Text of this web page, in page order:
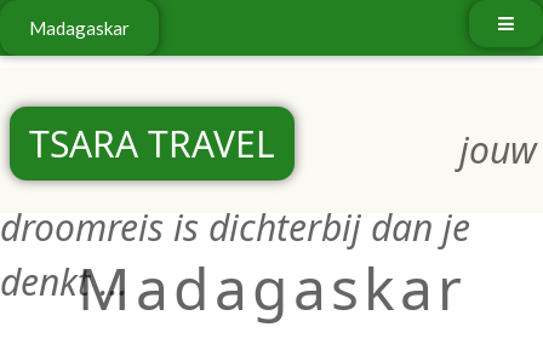
Madagaskar
TSARA TRAVEL
jouw
droomreis is dichterbij dan je
denkt ...Madagaskar